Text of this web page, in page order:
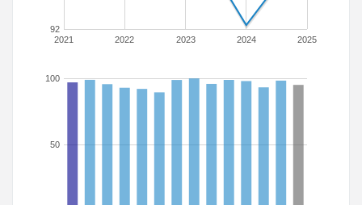
2021 2022 2023 2024 2025
92
50
100